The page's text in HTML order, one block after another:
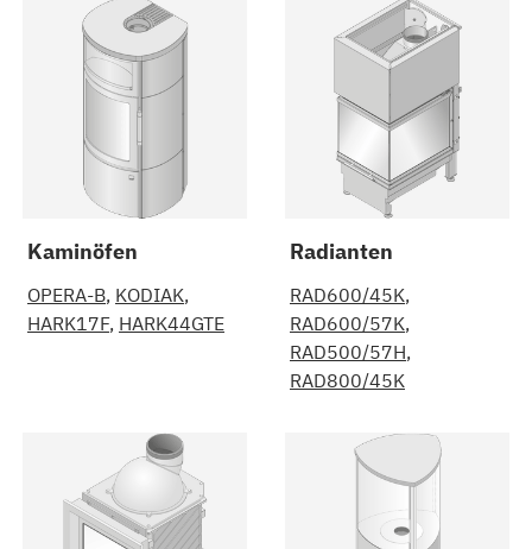
Kaminöfen
OPERA-B KODIAK
HARK17F HARK44GTE
Radianten
RAD600/45K
RAD600/57K
RAD500/57H
RAD800/45K